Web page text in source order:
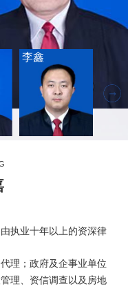
李鑫
执业十年以上的资深律
理；政府及企事业单位
理、资信调查以及房地